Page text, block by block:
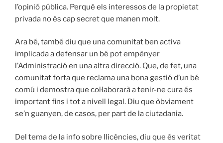
l’opinió pública. Perquè els interessos de la propietat
privada no és cap secret que manen molt.
Ara bé, també diu que una comunitat ben activa
implicada a defensar un bé pot empènyer
l’Administració en una altra direcció. Que, de fet, una
comunitat forta que reclama una bona gestió d’un bé
comú i demostra que col·laborarà a tenir-ne cura és
important fins i tot a nivell legal. Diu que òbviament
se’n guanyen, de casos, per part de la ciutadania.
Del tema de la info sobre llicències, diu que és veritat